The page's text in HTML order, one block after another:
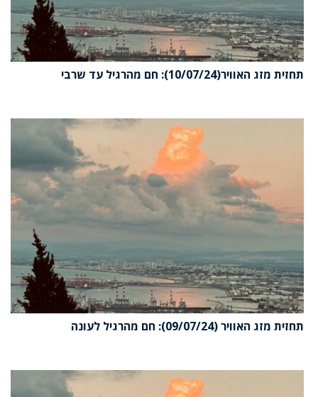
תחזית מזג האוויר(10/07/24): חם מהרגיל עד שרבי
תחזית מזג האוויר (09/07/24): חם מהרגיל לעונה